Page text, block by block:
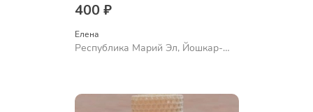
400 ₽
Елена
Республика Марий Эл, Йошкар-